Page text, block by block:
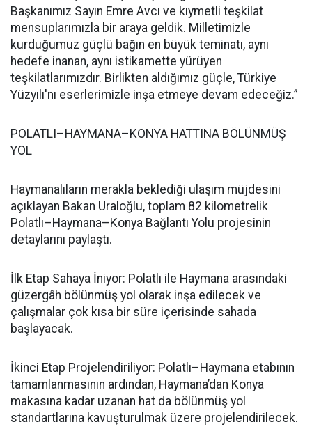
Başkanımız Sayın Emre Avcı ve kıymetli teşkilat
mensuplarımızla bir araya geldik. Milletimizle
kurduğumuz güçlü bağın en büyük teminatı, aynı
hedefe inanan, aynı istikamette yürüyen
teşkilatlarımızdır. Birlikten aldığımız güçle, Türkiye
Yüzyılı'nı eserlerimizle inşa etmeye devam edeceğiz.”
POLATLI–HAYMANA–KONYA HATTINA BÖLÜNMÜŞ
YOL
Haymanalıların merakla beklediği ulaşım müjdesini
açıklayan Bakan Uraloğlu, toplam 82 kilometrelik
Polatlı–Haymana–Konya Bağlantı Yolu projesinin
detaylarını paylaştı.
İlk Etap Sahaya İniyor: Polatlı ile Haymana arasındaki
güzergâh bölünmüş yol olarak inşa edilecek ve
çalışmalar çok kısa bir süre içerisinde sahada
başlayacak.
İkinci Etap Projelendiriliyor: Polatlı–Haymana etabının
tamamlanmasının ardından, Haymana’dan Konya
makasına kadar uzanan hat da bölünmüş yol
standartlarına kavuşturulmak üzere projelendirilecek.